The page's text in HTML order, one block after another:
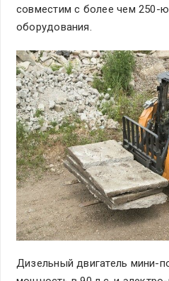
совместим с более чем 250-
оборудования.
Дизельный двигатель мини-